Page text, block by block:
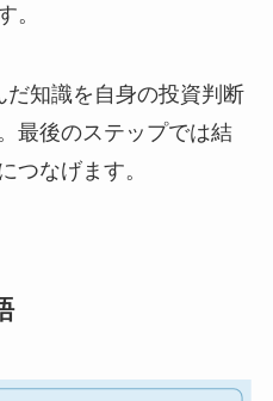
。
知識を自身の投資判断
最後のステップでは結
つなげます。